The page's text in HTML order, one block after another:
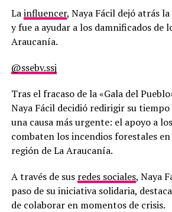
Lainfluencer, Naya Fácil dejó atrás
y fue a ayudar a los damnificados de
Araucanía.
@ssebv.ssj
Tras el fracaso de la «Gala del
Naya Fácil decidió redirigir su tiempo
una causa más urgente: el apoyo a
combaten los incendios forestales
región de La Araucanía.
A través de sus redes sociales, Naya
paso de su iniciativa solidaria,
de colaborar en momentos de crisis.